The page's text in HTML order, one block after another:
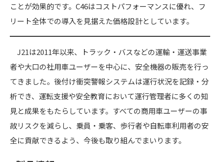
ことが効果的です。C46はコストパフォーマンスに優れ、フ
リート全体での導入を見据えた価格設計としています。
J21は2011年以来、トラック・バスなどの運輸・運送事業
者や大口の社用車ユーザーを中心に、安全機器の販売を行っ
てきました。後付け衝突警報システムは運行状況を記録・分
析でき、運転支援や安全教育において運行管理者に多くの知
見と成果をもたらしています。すべての商用車ユーザーの事
故リスクを減らし、乗員・乗客、歩行者や自転車利用者の安
全に貢献できるよう、今後も取り組んでまいります。